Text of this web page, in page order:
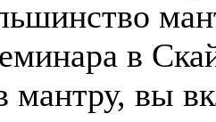
в
мантру, вы